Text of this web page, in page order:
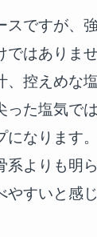
スですが、
ではありま
、控えめな
った塩気で
になります
系よりも明
やすいと感じ